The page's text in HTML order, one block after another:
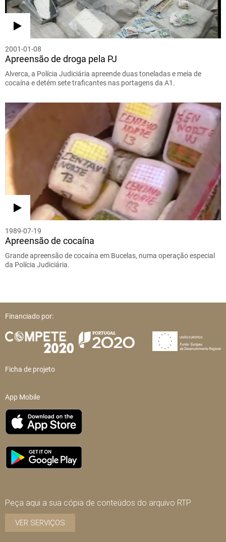
2001-01-08
Apreensão de droga pela PJ
Alverca, a Polícia Judiciária apreende duas toneladas e meia de
cocaína e detém sete traficantes nas portagens da A1.
1989-07-19
Apreensão de cocaína
Grande apreensão de cocaína em Bucelas, numa operação especial
da Polícia Judiciária.
Financiado por:
Ficha de projeto
App Mobile
Peça aqui a sua cópia de conteúdos do arquivo RTP
VER SERVIÇOS